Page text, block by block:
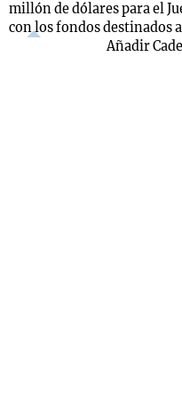
millón de dólares para el
con los fondos destinados
Añadir
Mundial